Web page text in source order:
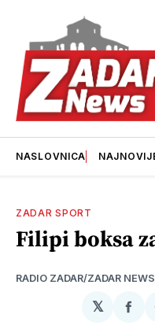
NASLOVNICA
ZADAR SPORT
Filipi boksa
RADIO ZADAR/ZADAR NEWS
𝕏